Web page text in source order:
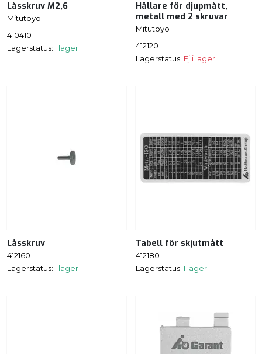
Låsskruv M2,6
Mitutoyo
410410
Lagerstatus: I lager
Hållare för djupmått,
metall med 2 skruvar
Mitutoyo
412120
Lagerstatus: Ej i lager
Låsskruv
412160
Lagerstatus: I lager
Tabell för skjutmått
412180
Lagerstatus: I lager